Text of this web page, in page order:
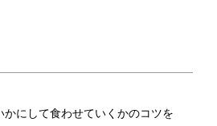
にして食わせていくかのコツを